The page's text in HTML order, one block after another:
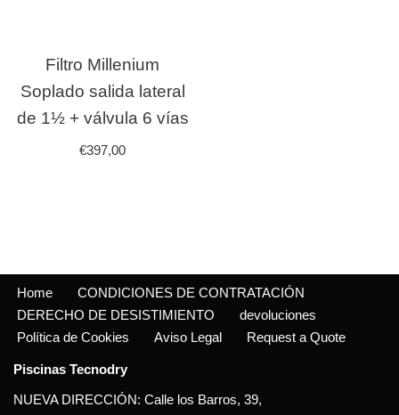
Filtro Millenium
Soplado salida lateral
de 1½ + válvula 6 vías
€397,00
Home
CONDICIONES DE CONTRATACIÓN
DERECHO DE DESISTIMIENTO
devoluciones
Política de Cookies
Aviso Legal Request a Quote
Piscinas Tecnodry
NUEVA DIRECCIÓN: Calle los Barros, 39,